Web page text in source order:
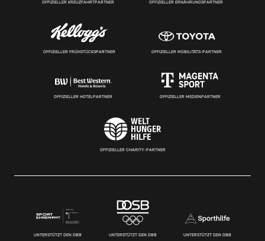
OFFIZIELLER KREUZFAHRTPARTNER OFFIZIELLER ERNÄHRUNGSPARTNER
OFFIZIELLER FRÜHSTÜCKSPARTNER OFFIZIELLER MOBILITÄTS-PARTNER
OFFIZIELLER HOTELPARTNER OFFIZIELLER MEDIENPARTNER
OFFIZIELLER CHARITY-PARTNER
UNTERSTÜTZT DEN DBB UNTERSTÜTZT DEN DBB UNTERSTÜTZT DEN DBB